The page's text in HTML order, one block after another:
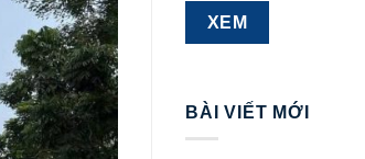
BÀI VIẾT MỚI